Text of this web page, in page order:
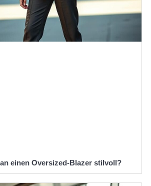
einen Oversized-Blazer stilvoll?